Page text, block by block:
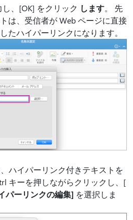
、[OK] をクリック します。 先
は、受信者が Web ページに直接
たハイパーリンクになります。
ハイパーリンク付きテキストを
キーを押しながらクリックし、[
パーリンクの編集] を選択しま